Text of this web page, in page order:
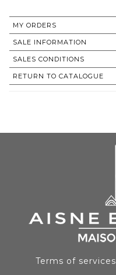
MY ORDERS
SALE INFORMATION
SALES CONDITIONS
RETURN TO CATALOGUE
Terms of services